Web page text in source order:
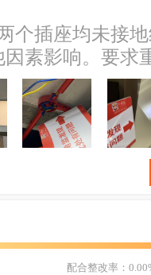
个插座均未接
素影响。要求
，待干后打磨
合格再入住。
漆修补。
配合整改率：